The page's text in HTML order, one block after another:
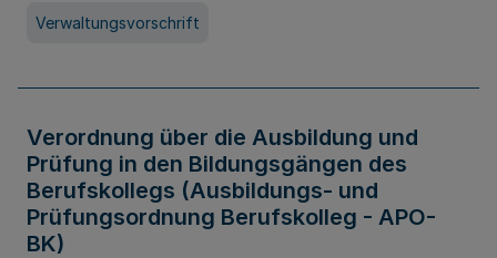
Verwaltungsvorschrift
Verordnung über die Ausbildung und
Prüfung in den Bildungsgängen des
Berufskollegs (Ausbildungs- und
Prüfungsordnung Berufskolleg - APO-
BK)